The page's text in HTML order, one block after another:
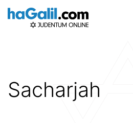
Zum
Inhalt
Sacharjah